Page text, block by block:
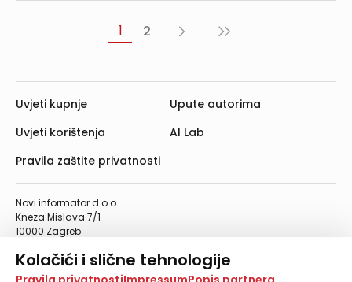
Kolačići i slične tehnologije
Na našoj web stranici koristimo kolačiće i slične
1 2
Sljedeća
Posljednja
Novi informator d.o.o.
Kneza Mislava 7/1
10000 Zagreb
Telefaks: 01/4612-553
info@informator.hr
Uvjeti kupnje
Uvjeti korištenja
Pravila zaštite privatnosti
Upute autorima
AI Lab